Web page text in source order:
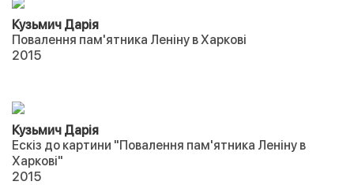
Кузьмич Дарія
Повалення пам'ятника Леніну в Харкові
2015
Кузьмич Дарія
Ескіз до картини "Повалення пам'ятника Леніну в
Харкові"
2015